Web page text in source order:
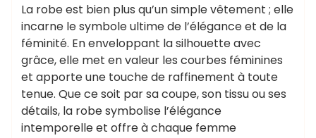
La robe est bien plus qu’un simple vêtement ; elle
incarne le symbole ultime de l’élégance et de la
féminité. En enveloppant la silhouette avec
grâce, elle met en valeur les courbes féminines
et apporte une touche de raffinement à toute
tenue. Que ce soit par sa coupe, son tissu ou ses
détails, la robe symbolise l’élégance
intemporelle et offre à chaque femme